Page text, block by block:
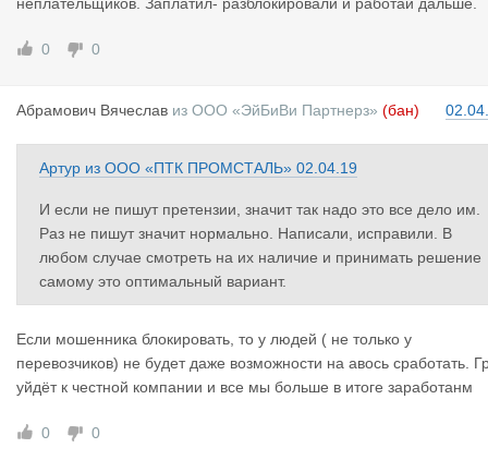
0 0
Абрамович Вячеслав из ООО «ЭйБиВи Партнерз» (бан)
Артур из ООО «ПТК ПРОМСТАЛЬ» 02.04.19
И если не пишут претензии, значит так надо это все дело им.
Раз не пишут значит нормально. Написали, исправили. В
любом случае смотреть на их наличие и принимать решение
самому это оптимальный вариант.
Если мошенника блокировать, то у людей ( не только у
перевозчиков) не будет даже возможности на авось сработать.
уйдёт к честной компании и все мы больше в итоге заработанм
0 0